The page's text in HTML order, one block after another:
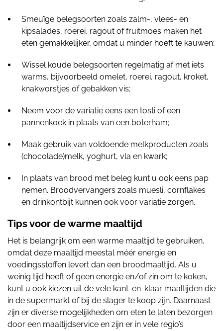
Smeuïge belegsoorten zoals zalm-, vlees- en
kipsalades, roerei, ragout of fruitmoes maken het
eten gemakkelijker, omdat u minder hoeft te kauwen;
Wissel koude belegsoorten regelmatig af met iets
warms, bijvoorbeeld omelet, roerei, ragout, kroket,
knakworstjes of gebakken vis;
Neem voor de variatie eens een tosti of een
pannenkoek in plaats van een boterham;
Maak gebruik van voldoende melkproducten zoals
(chocolade)melk, yoghurt, vla en kwark;
In plaats van brood met beleg kunt u ook eens pap
nemen. Broodvervangers zoals muesli, cornflakes
en drinkontbijt kunnen ook voor variatie zorgen.
Tips voor de warme maaltijd
Het is belangrijk om een warme maaltijd te gebruiken,
omdat deze maaltijd meestal méér energie en
voedingsstoffen levert dan een broodmaaltijd. Als u
weinig tijd heeft of geen energie en/of zin om te koken,
kunt u ook kiezen uit de vele kant-en-klaar maaltijden die
in de supermarkt of bij de slager te koop zijn. Daarnaast
zijn er diverse mogelijkheden om eten te laten bezorgen
door een maaltijdservice en zijn er in vele regio’s